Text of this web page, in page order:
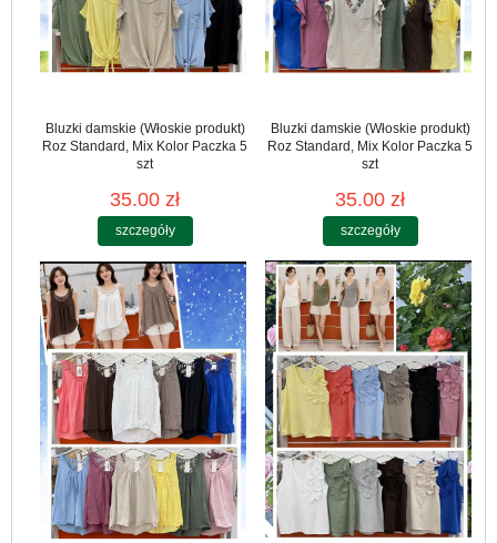
Bluzki damskie (Włoskie produkt)
Roz Standard, Mix Kolor Paczka 5
szt
35.00 zł
szczegóły
Bluzki damskie (Włoskie produkt)
Roz Standard, Mix Kolor Paczka 5
szt
35.00 zł
szczegóły